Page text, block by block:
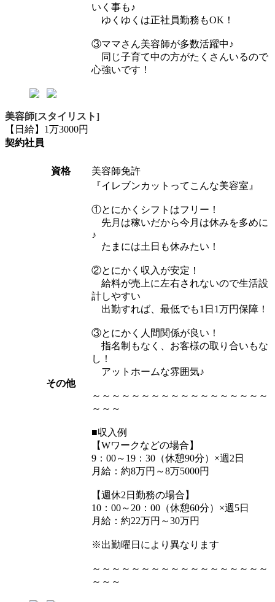
いく事も♪
ゆくゆくは正社員勤務もOK！
③ママさん美容師が多数活躍中♪
同じ子育て中の方がたくさんいるので
心強いです！
美容師[スタイリスト]
【日給】1万3000円
契約社員
資格 美容師免許
その他
『イレブンカットってこんな美容室』
①とにかくシフトはフリー！
先月は稼いだから今月は休みを多めに
♪
たまには土日も休みたい！
②とにかく収入が安定！
給料が売上に左右されないので生活設
計しやすい
出勤すれば、最低でも1日1万円保障！
③とにかく人間関係が良い！
指名制もなく、お客様の取り合いもな
し！
アットホームな雰囲気♪
～～～～～～～～～～～～～～～～～～
～～～
■収入例
【Wワークなどの場合】
9：00～19：30（休憩90分）×週2日
月給：約8万円～8万5000円
【週休2日勤務の場合】
10：00～20：00（休憩60分）×週5日
月給：約22万円～30万円
※出勤曜日により異なります
～～～～～～～～～～～～～～～～～～
～～～